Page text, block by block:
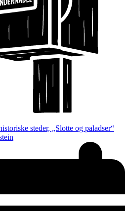
steder, „Slotte og paladser“